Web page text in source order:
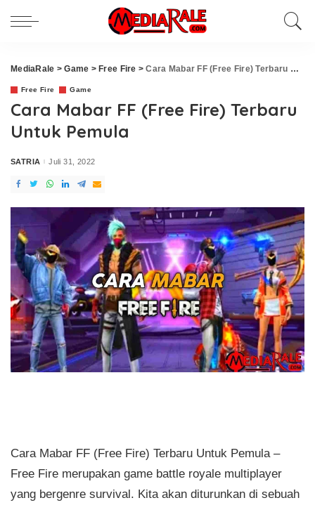
MediaRale >Game > Free Fire >Cara Mabar FF (Free Fire) Terbaru Untuk Pemula
Free Fire Game
Cara Mabar FF (Free Fire) Terbaru
Untuk Pemula
Posted
SATRIA Juli 31, 2022
Cara Mabar FF (Free Fire) Terbaru Untuk Pemula –
Free Fire merupakan game battle royale multiplayer
yang bergenre survival. Kita akan diturunkan di sebuah